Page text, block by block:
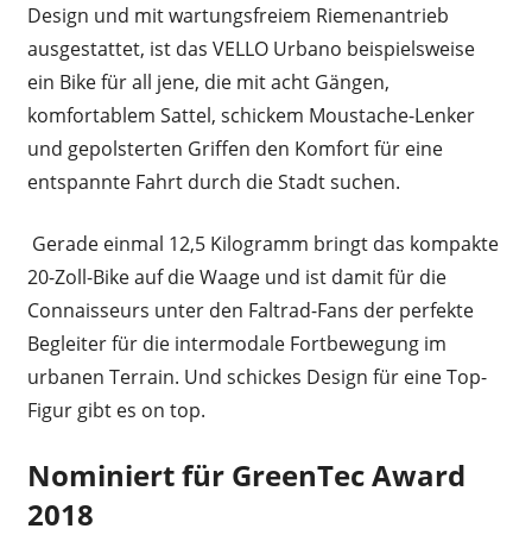
Design und mit wartungsfreiem Riemenantrieb
ausgestattet, ist das VELLO Urbano beispielsweise
ein Bike für all jene, die mit acht Gängen,
komfortablem Sattel, schickem Moustache-Lenker
und gepolsterten Griffen den Komfort für eine
entspannte Fahrt durch die Stadt suchen.
Gerade einmal 12,5 Kilogramm bringt das kompakte
20-Zoll-Bike auf die Waage und ist damit für die
Connaisseurs unter den Faltrad-Fans der perfekte
Begleiter für die intermodale Fortbewegung im
urbanen Terrain. Und schickes Design für eine Top-
Figur gibt es on top.
Nominiert für GreenTec Award
2018